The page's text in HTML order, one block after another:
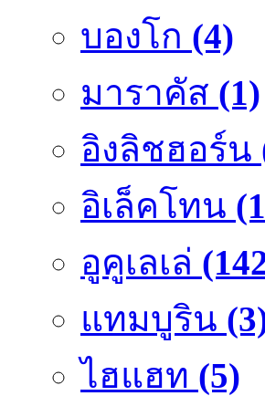
บองโก (4)
มาราคัส (1)
อิงลิชฮอร์น
อิเล็คโทน
อูคูเลเล่
แทมบูริน
ไฮแฮท (5)